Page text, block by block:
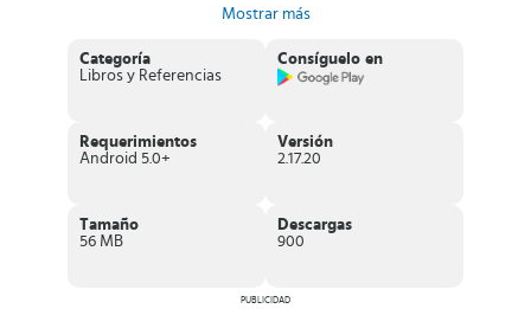
facilita la selección del material que servirá para su próxima lectura,
sino que, incluso pueda comenzar su lectura inmediatamente. La
App guarda tus preferencias automáticamente, lo que te permite
interrumpir la lectura y continuar luego.
apartado único.Desde allí, la plataforma se adecúa para que el
futuro escritor empiece su proyecto creativo. Una vez que se
encuentra en este apartado, se puede idear lo que pudiera ser la
Otro detalle interesante de la App ,es queguarda las estadísticas
lengua, puede modificar el idioma solo con un clip.
Mostrar más
Categoría
Libros y Referencias
Consíguelo en
Requerimientos
Android 5.0+
Versión
2.17.20
Tamaño
56 MB
Descargas
900
PUBLICIDAD